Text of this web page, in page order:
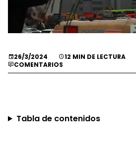
26/3/2024 12 MIN DE LECTURA
COMENTARIOS
Tabla de contenidos